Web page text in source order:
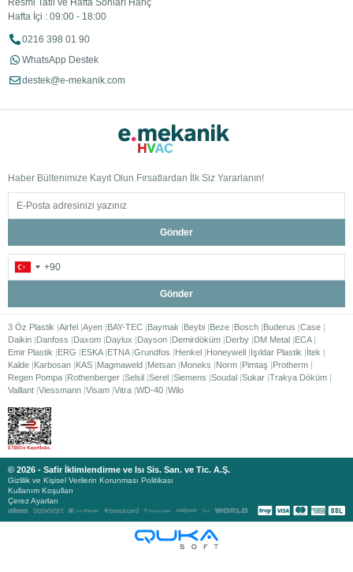
Resmi Tatil ve Hafta Sonları Hariç
Hafta İçi : 09:00 - 18:00
0216 398 01 90
WhatsApp Destek
destek@e-mekanik.com
Haber Bültenimize Kayıt Olun Fırsatlardan İlk Siz Yararlanın!
Gönder
Gönder
3 Öz Plastik Airfel Ayen BAY-TEC Baymak Beybi Beze Bosch Buderus Case
Daikin Danfoss Daxom Daylux Dayson Demirdöküm Derby DM Metal ECA
Emir Plastik
ERG ESKA ETNA Grundfos Henkel Honeywell Işıldar Plastik
İtek
Kalde Karbosan KAS Magmaweld Metsan Moneks Norm Pimtaş
Protherm
Regen Pompa Rothenberger Selsil Serel Siemens Soudal Sukar Trakya Döküm
Vaillant Viessmann Visam Vitra WD-40 Wilo
© 2026 - Safir İklimlendirme ve Isı Sis. San. ve Tic. A.Ş.
Gizlilik ve Kişisel Verilerin Korunması Politikası
Kullanım Koşulları
Çerez Ayarları